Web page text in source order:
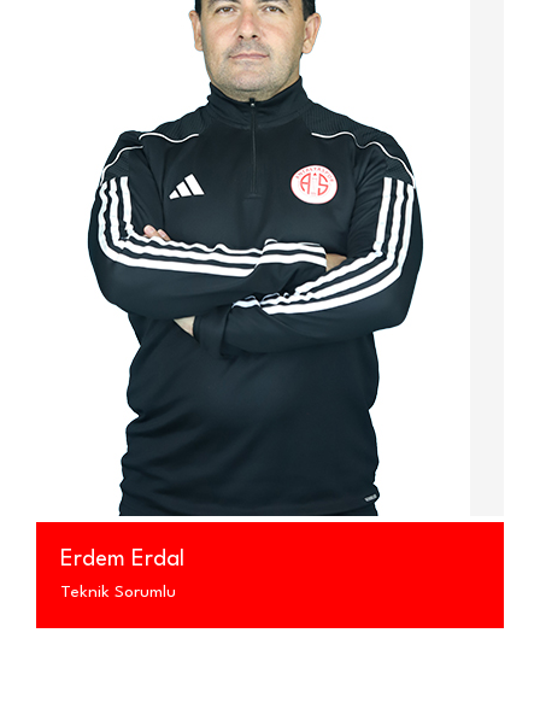
Erdem Erdal
Teknik Sorumlu